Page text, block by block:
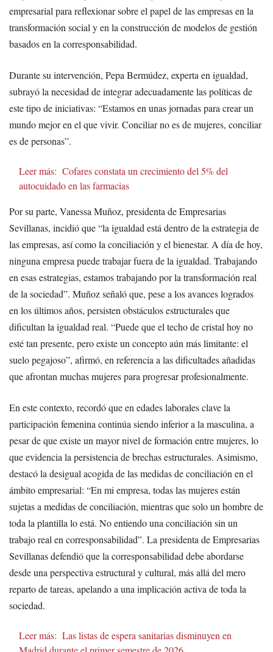
empresarial para reflexionar sobre el papel de las empresas en la
transformación social y en la construcción de modelos de gestión
basados en la corresponsabilidad.
Durante su intervención, Pepa Bermúdez, experta en igualdad,
subrayó la necesidad de integrar adecuadamente las políticas de
este tipo de iniciativas: “Estamos en unas jornadas para crear un
mundo mejor en el que vivir. Conciliar no es de mujeres, conciliar
es de personas”.
Leer más: Cofares constata un crecimiento del 5% del
autocuidado en las farmacias
Por su parte, Vanessa Muñoz, presidenta de Empresarias
Sevillanas, incidió que “la igualdad está dentro de la estrategia de
las empresas, así como la conciliación y el bienestar. A día de hoy,
ninguna empresa puede trabajar fuera de la igualdad. Trabajando
en esas estrategias, estamos trabajando por la transformación real
de la sociedad”. Muñoz señaló que, pese a los avances logrados
en los últimos años, persisten obstáculos estructurales que
dificultan la igualdad real. “Puede que el techo de cristal hoy no
esté tan presente, pero existe un concepto aún más limitante: el
suelo pegajoso”, afirmó, en referencia a las dificultades añadidas
que afrontan muchas mujeres para progresar profesionalmente.
En este contexto, recordó que en edades laborales clave la
participación femenina continúa siendo inferior a la masculina, a
pesar de que existe un mayor nivel de formación entre mujeres, lo
que evidencia la persistencia de brechas estructurales. Asimismo,
destacó la desigual acogida de las medidas de conciliación en el
ámbito empresarial: “En mi empresa, todas las mujeres están
sujetas a medidas de conciliación, mientras que solo un hombre de
toda la plantilla lo está. No entiendo una conciliación sin un
trabajo real en corresponsabilidad”. La presidenta de Empresarias
Sevillanas defendió que la corresponsabilidad debe abordarse
desde una perspectiva estructural y cultural, más allá del mero
reparto de tareas, apelando a una implicación activa de toda la
sociedad.
Leer más: Las listas de espera sanitarias disminuyen en